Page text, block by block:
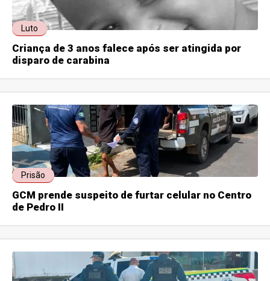
Luto
Criança de 3 anos falece após ser atingida por
disparo de carabina
Prisão
GCM prende suspeito de furtar celular no Centro
de Pedro II